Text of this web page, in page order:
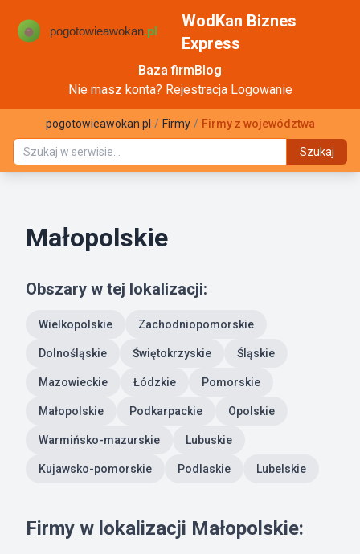
WodKan Biznes
Express
Baza firmBlog
Nie masz konta? Rejestracja Logowanie
pogotowieawokan.pl / Firmy / Firmy z województwa
Szukaj
Małopolskie
Obszary w tej lokalizacji:
Wielkopolskie Zachodniopomorskie
Dolnośląskie Świętokrzyskie Śląskie
Mazowieckie Łódzkie Pomorskie
Małopolskie Podkarpackie Opolskie
Warmińsko-mazurskie Lubuskie
Kujawsko-pomorskie Podlaskie Lubelskie
Firmy w lokalizacji Małopolskie: